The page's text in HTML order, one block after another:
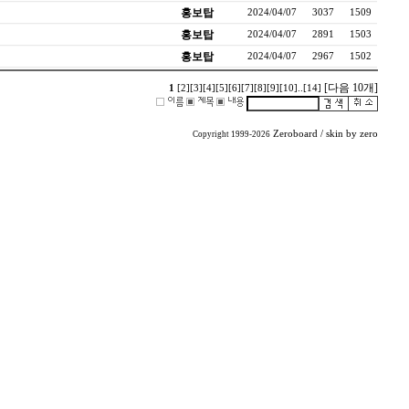
홍보탑 2024/04/07 3037 1509
홍보탑 2024/04/07 2891 1503
홍보탑 2024/04/07 2967 1502
1 [2] [3] [4] [5] [6] [7] [8] [9] [10] [14] [다음 10개]
Copyright 1999-2026 Zeroboard / skin by zero